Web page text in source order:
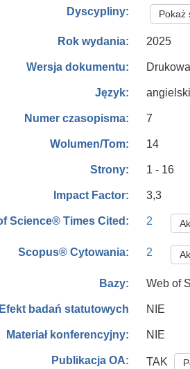
Dyscypliny: Pokaż
Rok wydania: 2025
Wersja dokumentu:
Język: angielski
Numer czasopisma: 7
Wolumen/Tom: 14
Strony: 1 - 16
Impact Factor: 3,3
Science® Times Cited: 2
Scopus® Cytowania: 2
Bazy: Web of
Efekt badań statutowych NIE
Materiał konferencyjny: NIE
Publikacja OA: TAK